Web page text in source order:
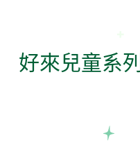
好來兒童系